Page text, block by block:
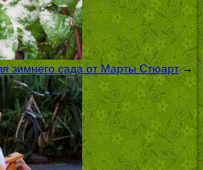
зимнего сада от Марты Стюарт→